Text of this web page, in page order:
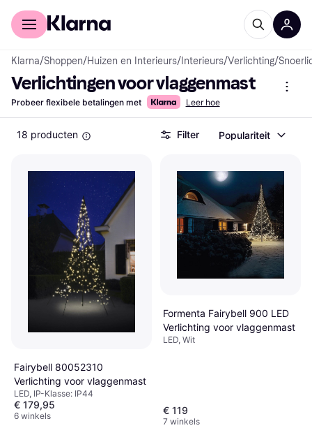
Voor shoppers
Klarna/Shoppen/Huizen en Interieurs/ Interieurs/Verlichting/
Verlichtingen voor vlaggenmast
Probeer flexibele betalingen met Leer hoe
18 producten Filter Populariteit
Fairybell 80052310
Verlichting voor vlaggenmast
LED, IP-Klasse: IP44
€ 179,95
6 winkels
Formenta Fairybell 900 LED
Verlichting voor vlaggenmast
LED, Wit
€ 119
7 winkels